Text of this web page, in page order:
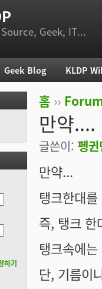
Geek, IT...
현재 위치
홈 ››
만약....
글쓴이: 펭귄
만약...
탱크한대
즉, 탱크 한
탱크속에
단, 기름이
Geek Blog KLDP
하기